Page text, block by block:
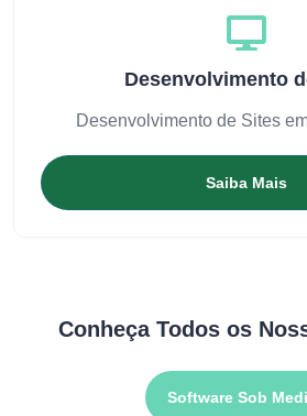
Desenvolvimento
Desenvolvimento de Sites
Saiba Mais
Conheça Todos os
Software Sob